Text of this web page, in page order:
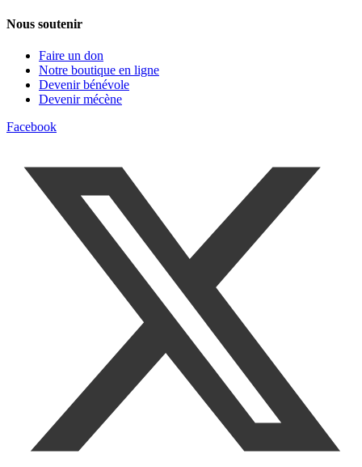
Nous soutenir
Faire un don
Notre boutique en ligne
Devenir bénévole
Devenir mécène
Facebook